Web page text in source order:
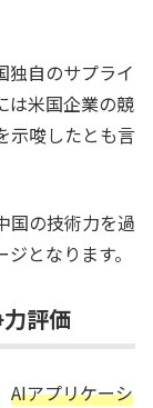
独自のサプライ
は米国企業の競
示唆したとも言
国の技術力を過
となります。
評価
AIアプリケーシ